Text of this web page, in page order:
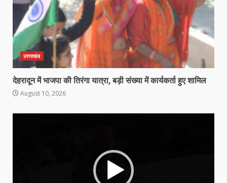
उत्तराखंड
देहरादून में भाजपा की तिरंगा यात्रा, बड़ी संख्या में कार्यकर्ता हुए शामिल
August 10, 2026